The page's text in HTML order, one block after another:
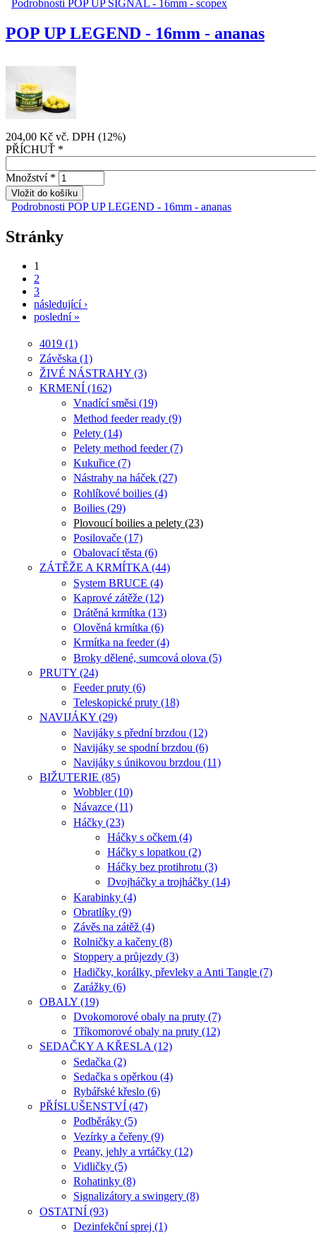
Podrobnosti POP UP SIGNAL - 16mm - scopex
POP UP LEGEND - 16mm - ananas
204,00 Kč vč. DPH (12%)
PŘÍCHUŤ *
Množství *
Podrobnosti POP UP LEGEND - 16mm - ananas
Stránky
1
2
3
následující ›
poslední »
4019 (1)
Závěska (1)
ŽIVÉ NÁSTRAHY (3)
KRMENÍ (162)
Vnadící směsi (19)
Method feeder ready (9)
Pelety (14)
Pelety method feeder (7)
Kukuřice (7)
Nástrahy na háček (27)
Rohlíkové boilies (4)
Boilies (29)
Plovoucí boilies a pelety (23)
Posilovače (17)
Obalovací těsta (6)
ZÁTĚŽE A KRMÍTKA (44)
System BRUCE (4)
Kaprové zátěže (12)
Drátěná krmítka (13)
Olověná krmítka (6)
Krmítka na feeder (4)
Broky dělené, sumcová olova (5)
PRUTY (24)
Feeder pruty (6)
Teleskopické pruty (18)
NAVIJÁKY (29)
Navijáky s přední brzdou (12)
Navijáky se spodní brzdou (6)
Navijáky s únikovou brzdou (11)
BIŽUTERIE (85)
Wobbler (10)
Návazce (11)
Háčky (23)
Háčky s očkem (4)
Háčky s lopatkou (2)
Háčky bez protihrotu (3)
Dvojháčky a trojháčky (14)
Karabinky (4)
Obratlíky (9)
Závěs na zátěž (4)
Rolničky a kačeny (8)
Stoppery a průjezdy (3)
Hadičky, korálky, převleky a Anti Tangle (7)
Zarážky (6)
OBALY (19)
Dvokomorové obaly na pruty (7)
Tříkomorové obaly na pruty (12)
SEDAČKY A KŘESLA (12)
Sedačka (2)
Sedačka s opěrkou (4)
Rybářské křeslo (6)
PŘÍSLUŠENSTVÍ (47)
Podběráky (5)
Vezírky a čeřeny (9)
Peany, jehly a vrtáčky (12)
Vidličky (5)
Rohatinky (8)
Signalizátory a swingery (8)
OSTATNÍ (93)
Dezinfekční sprej (1)